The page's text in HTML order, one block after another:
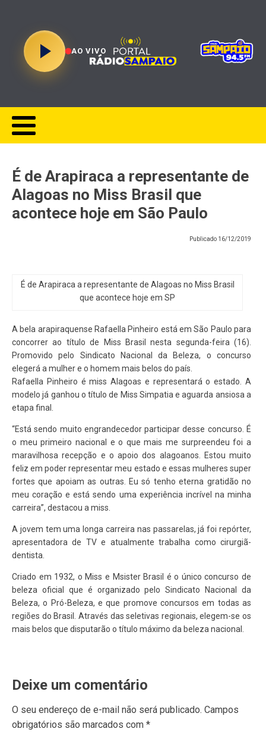
AO VIVO
É de Arapiraca a representante de
Alagoas no Miss Brasil que
acontece hoje em São Paulo
Publicado 16/12/2019
É de Arapiraca a representante de Alagoas no Miss Brasil
que acontece hoje em SP
A bela arapiraquense Rafaella Pinheiro está em São Paulo para
concorrer ao título de Miss Brasil nesta segunda-feira (16).
Promovido pelo Sindicato Nacional da Beleza, o concurso
elegerá a mulher e o homem mais belos do país.
Rafaella Pinheiro é miss Alagoas e representará o estado. A
modelo já ganhou o título de Miss Simpatia e aguarda ansiosa a
etapa final.
“Está sendo muito engrandecedor participar desse concurso. É
o meu primeiro nacional e o que mais me surpreendeu foi a
maravilhosa recepção e o apoio dos alagoanos. Estou muito
feliz em poder representar meu estado e essas mulheres super
fortes que apoiam as outras. Eu só tenho eterna gratidão no
meu coração e está sendo uma experiência incrível na minha
carreira”, destacou a miss.
A jovem tem uma longa carreira nas passarelas, já foi repórter,
apresentadora de TV e atualmente trabalha como cirurgiã-
dentista.
Criado em 1932, o Miss e Msister Brasil é o único concurso de
beleza oficial que é organizado pelo Sindicato Nacional da
Beleza, o Pró-Beleza, e que promove concursos em todas as
regiões do Brasil. Através das seletivas regionais, elegem-se os
mais belos que disputarão o título máximo da beleza nacional.
Deixe um comentário
O seu endereço de e-mail não será publicado. Campos
obrigatórios são marcados com *